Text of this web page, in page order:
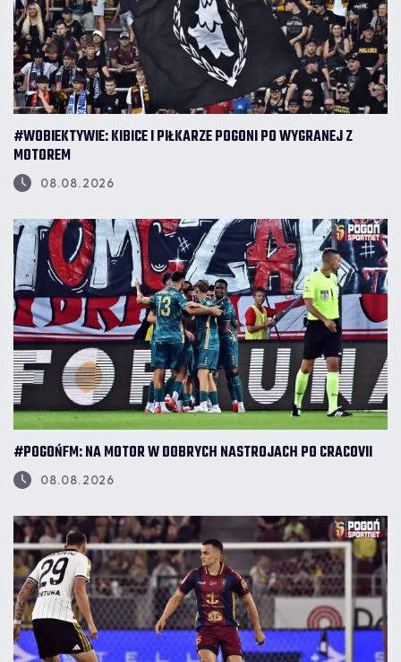
#WOBIEKTYWIE: KIBICE I PIŁKARZE POGONI PO WYGRANEJ Z
MOTOREM
08.08.2026
#POGOŃFM: NA MOTOR W DOBRYCH NASTROJACH PO CRACOVII
08.08.2026